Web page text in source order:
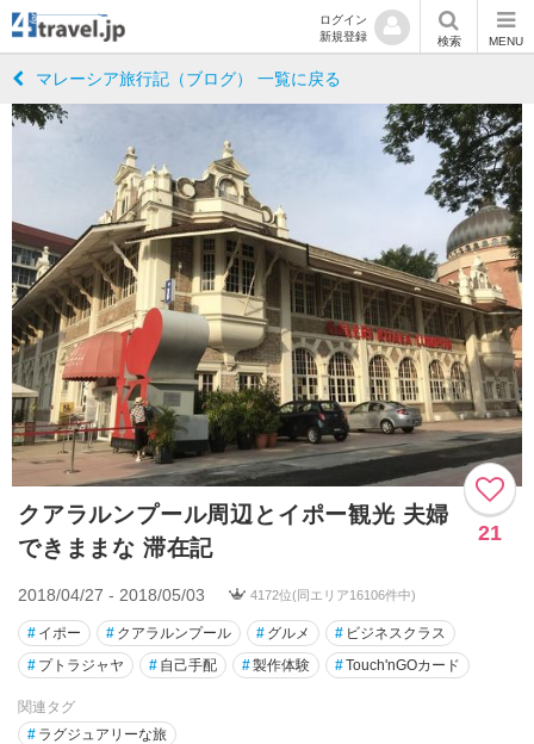
ログイン
新規登録
検索 MENU
マレーシア旅行記（ブログ） 一覧に戻る
クアラルンプール周辺とイポー観光 夫婦
できままな 滞在記
21
2018/04/27 - 2018/05/03 4172位(同エリア16106件中)
# イポー # クアラルンプール # グルメ # ビジネスクラス
# プトラジャヤ # 自己手配 #製作体験 #Touch'nGOカード
関連タグ
# ラグジュアリーな旅